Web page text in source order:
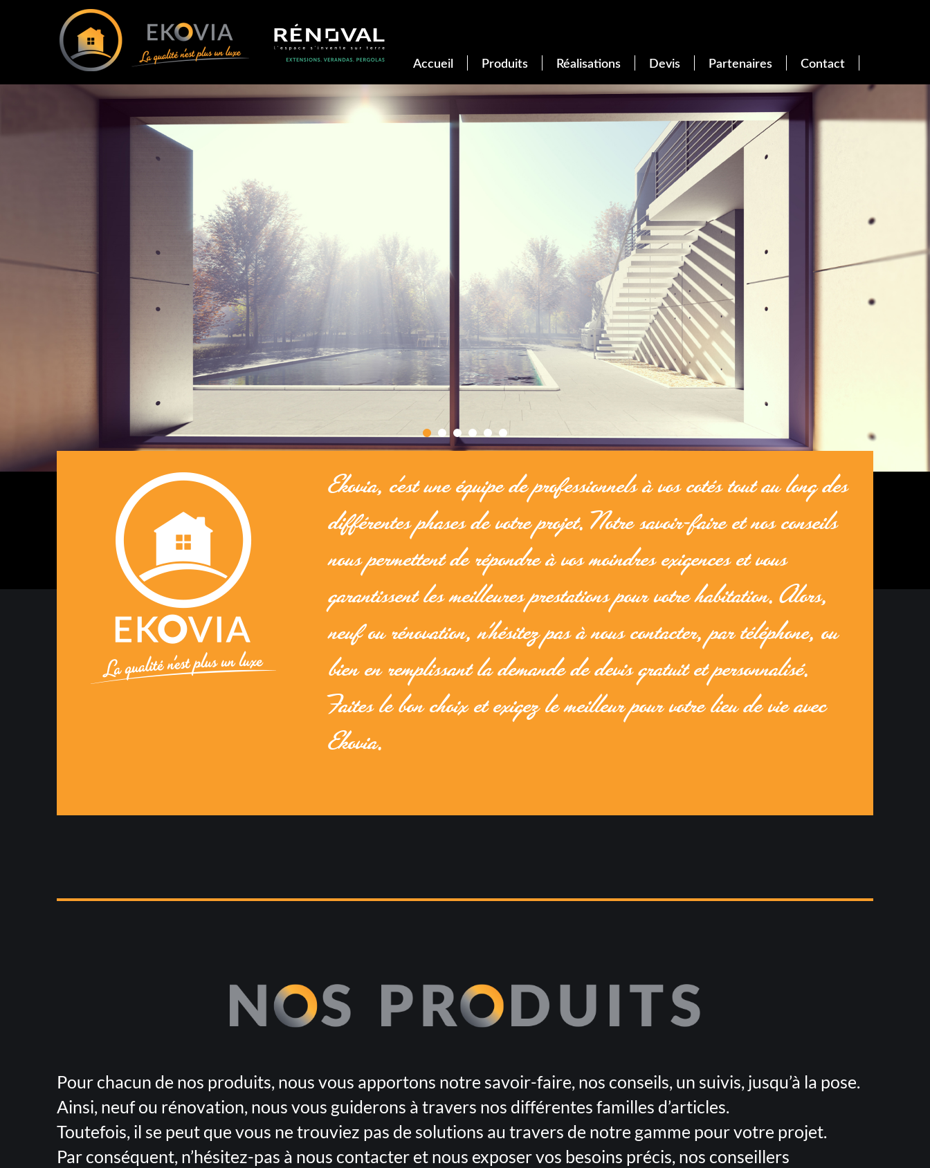
Accueil Produits Réalisations Devis Partenaires Contact
Ekovia, c’est une équipe de professionnels à vos cotés tout au long des
différentes phases de votre projet. Notre savoir-faire et nos conseils
nous permettent de répondre à vos moindres exigences et vous
garantissent les meilleures prestations pour votre habitation. Alors,
neuf ou rénovation, n’hésitez pas à nous contacter, par téléphone, ou
bien en remplissant la demande de devis gratuit et personnalisé.
Faites le bon choix et exigez le meilleur pour votre lieu de vie avec
Ekovia.
Pour chacun de nos produits, nous vous apportons notre savoir-faire, nos conseils, un suivis, jusqu’à la pose.
Ainsi, neuf ou rénovation, nous vous guiderons à travers nos différentes familles d’articles.
Toutefois, il se peut que vous ne trouviez pas de solutions au travers de notre gamme pour votre projet.
Par conséquent, n’hésitez-pas à nous contacter et nous exposer vos besoins précis, nos conseillers